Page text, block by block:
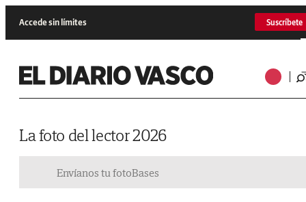
Accede sin límites Suscríbete
La foto del lector 2026
Envíanos tu fotoBases